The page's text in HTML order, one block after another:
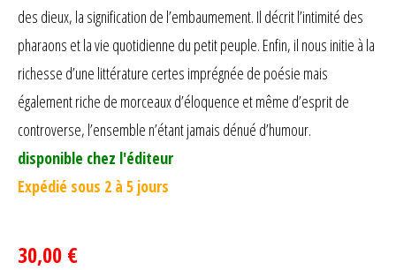
des dieux, la signification de l’embaumement. Il décrit l’intimité des
pharaons et la vie quotidienne du petit peuple. Enfin, il nous initie à la
richesse d’une littérature certes imprégnée de poésie mais
également riche de morceaux d’éloquence et même d’esprit de
controverse, l’ensemble n’étant jamais dénué d’humour.
disponible chez l'éditeur
Expédié sous 2 à 5 jours
30,00 €